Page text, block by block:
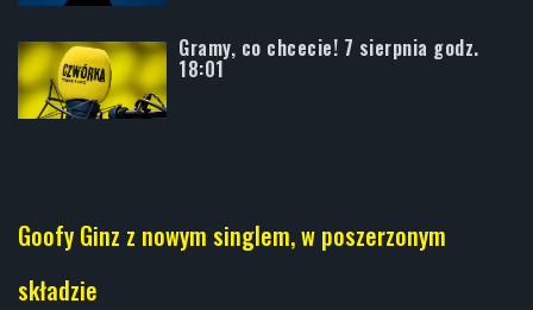
Gramy, co chcecie! 7 sierpnia godz.
18:01
Goofy Ginz z nowym singlem, w poszerzonym
składzie